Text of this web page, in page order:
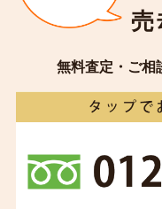
無料査定・ご相